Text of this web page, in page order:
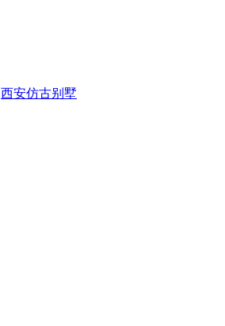
西安仿古别墅